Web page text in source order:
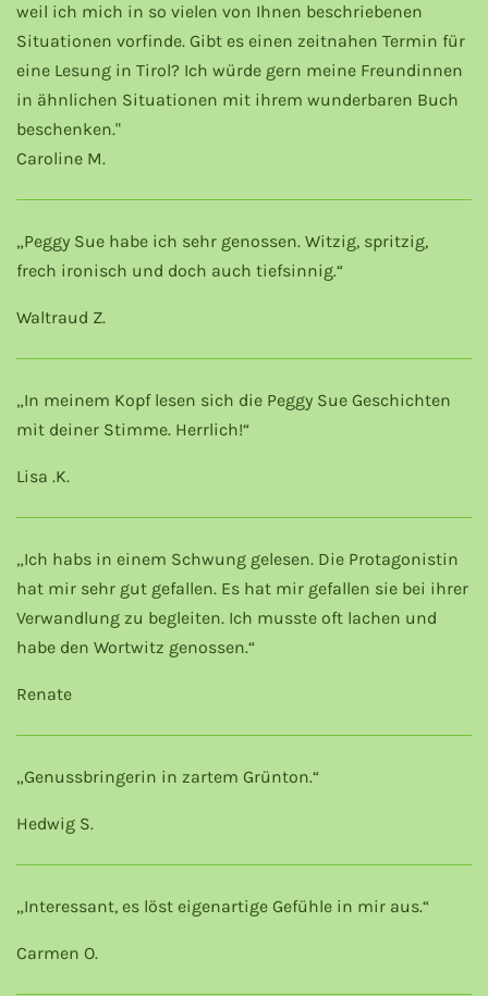
weil ich mich in so vielen von Ihnen beschriebenen
Situationen vorfinde. Gibt es einen zeitnahen Termin für
eine Lesung in Tirol? Ich würde gern meine Freundinnen
in ähnlichen Situationen mit ihrem wunderbaren Buch
beschenken."
Caroline M.
„Peggy Sue habe ich sehr genossen. Witzig, spritzig,
frech ironisch und doch auch tiefsinnig.“
Waltraud Z.
„In meinem Kopf lesen sich die Peggy Sue Geschichten
mit deiner Stimme. Herrlich!“
Lisa .K.
„Ich habs in einem Schwung gelesen. Die Protagonistin
hat mir sehr gut gefallen. Es hat mir gefallen sie bei ihrer
Verwandlung zu begleiten. Ich musste oft lachen und
habe den Wortwitz genossen.“
Renate
„Genussbringerin in zartem Grünton.“
Hedwig S.
„Interessant, es löst eigenartige Gefühle in mir aus.“
Carmen O.